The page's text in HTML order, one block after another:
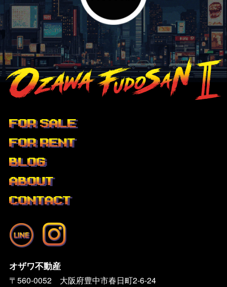
FOR SALE
FOR RENT
BLOG
ABOUT
CONTACT
オザワ不動産
〒560-0052 大阪府豊中市春日町2-6-24